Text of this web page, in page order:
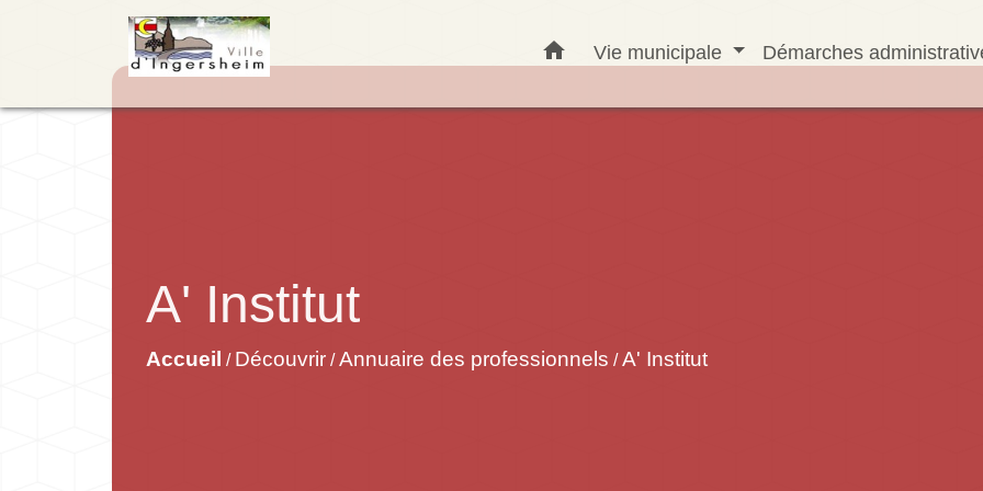
home Vie municipale Démarches
A' Institut
Accueil / Découvrir /Annuaire des professionnels /A' Institut